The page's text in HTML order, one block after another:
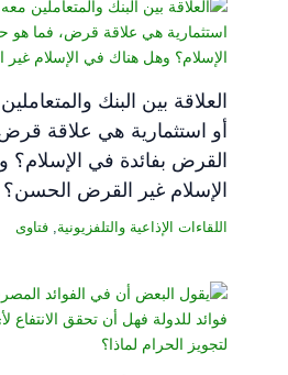
العلاقة بين البنك
أو استثمارية هي علاقة
القرض بفائدة في
الإسلام غير القرض الحسن؟
اللقاءات الإذاعية والتلفزيونية, فتاوى